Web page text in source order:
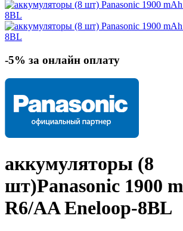
-5% за онлайн оплату
аккумуляторы (8
шт)Panasonic 1900
R6/AA Eneloop-8BL